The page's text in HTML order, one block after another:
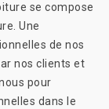
se compose
Une
de nos
nos clients et
pour
dans le